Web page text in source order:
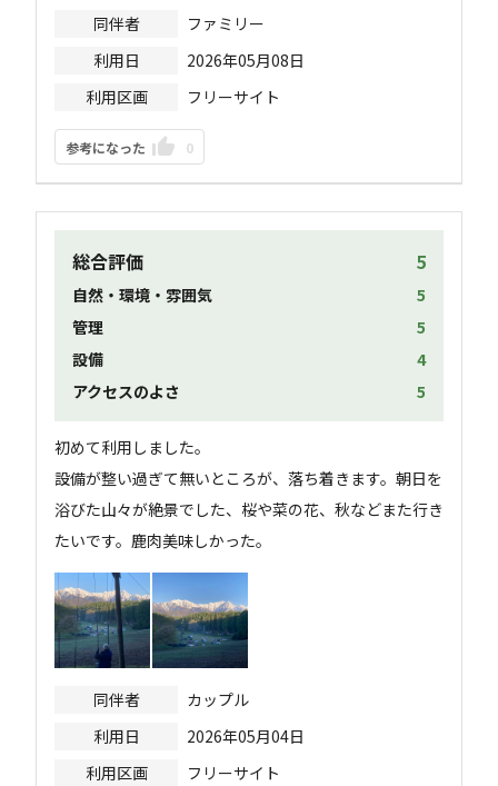
同伴者
ファミリー
利用日
2026年05月08日
利用区画
フリーサイト
参考になった 0
総合評価 5
自然・環境・雰囲気
5
管理
5
設備
4
アクセスのよさ
5
初めて利用しました。
設備が整い過ぎて無いところが、落ち着きます。朝日を
浴びた山々が絶景でした、桜や菜の花、秋などまた行き
たいです。鹿肉美味しかった。
同伴者
カップル
利用日
2026年05月04日
利用区画
フリーサイト